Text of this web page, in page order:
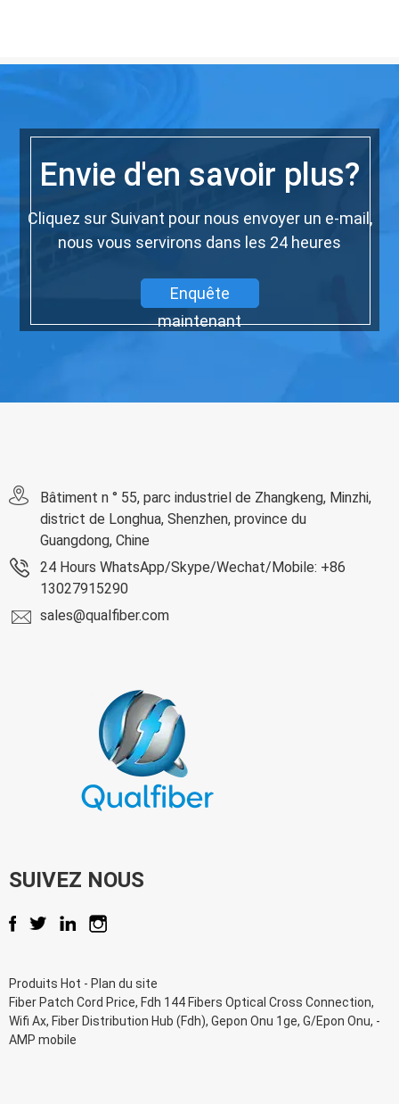
Envie d'en savoir plus?
Cliquez sur Suivant pour nous envoyer un e-mail,
nous vous servirons dans les 24 heures
Enquête
maintenant
Bâtiment n ° 55, parc industriel de Zhangkeng, Minzhi,
district de Longhua, Shenzhen, province du
Guangdong, Chine
24 Hours WhatsApp/Skype/Wechat/Mobile: +86
13027915290
sales@qualfiber.com
SUIVEZ NOUS
Produits Hot - Plan du site
Fiber Patch Cord Price, Fdh 144 Fibers Optical Cross Connection,
Wifi Ax, Fiber Distribution Hub (Fdh), Gepon Onu 1ge, G/Epon Onu, -
AMP mobile